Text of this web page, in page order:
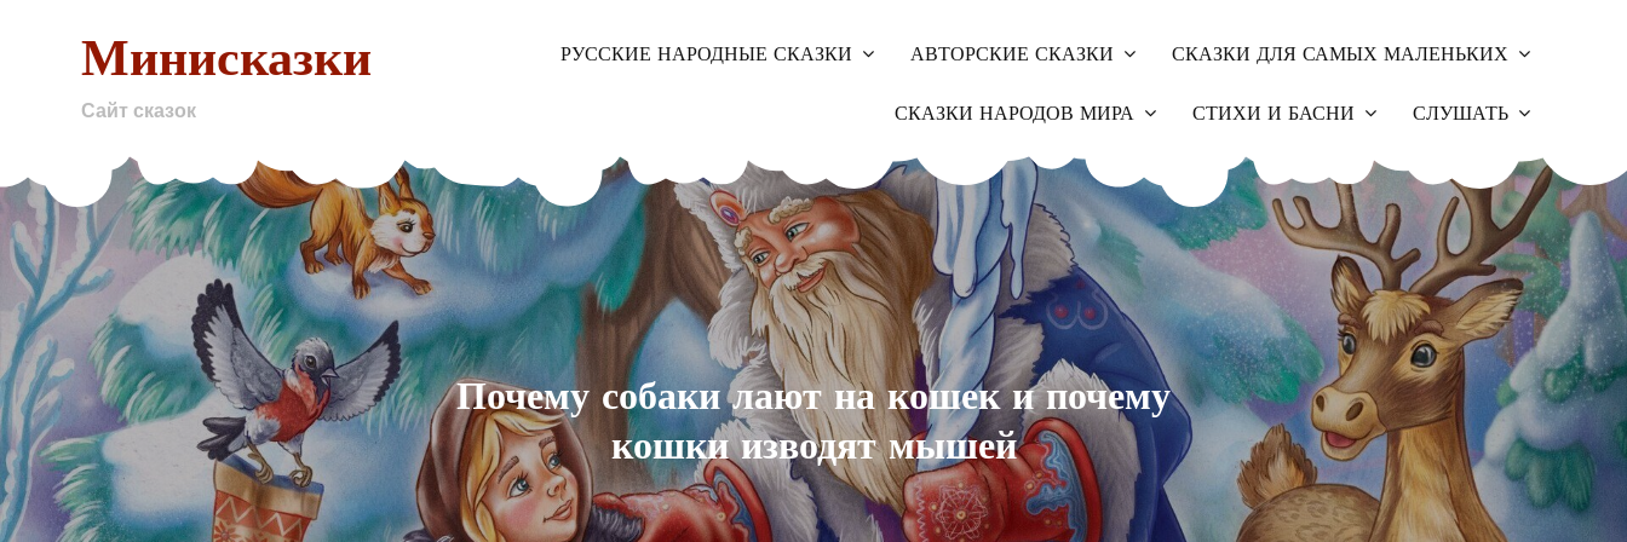
Минисказки
Сайт сказок
РУССКИЕ НАРОДНЫЕ СКАЗКИ АВТОРСКИЕ СКАЗКИ СКАЗКИ ДЛЯ САМЫХ МАЛЕНЬКИХ
СКАЗКИ НАРОДОВ МИРА СТИХИ И БАСНИ СЛУШАТЬ
Почему собаки лают на кошек и почему
кошки изводят мышей